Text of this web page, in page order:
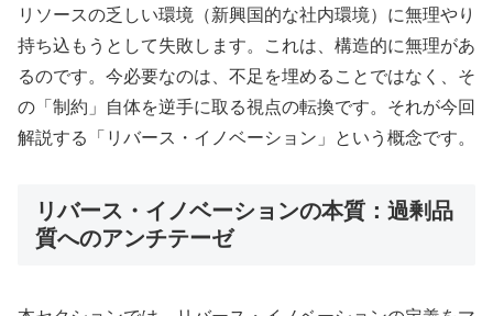
リソースの乏しい環境（新興国的な社内環境）に無理やり
持ち込もうとして失敗します。これは、構造的に無理があ
るのです。今必要なのは、不足を埋めることではなく、そ
の「制約」自体を逆手に取る視点の転換です。それが今回
解説する「リバース・イノベーション」という概念です。
リバース・イノベーションの本質：過剰品
質へのアンチテーゼ